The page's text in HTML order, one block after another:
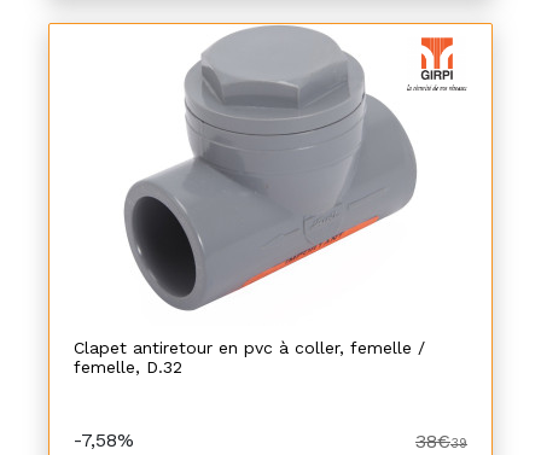
Clapet antiretour en pvc à coller, femelle /
femelle, D.32
-7,58% 38€39